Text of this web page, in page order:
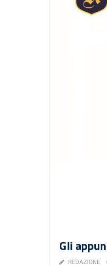
Gli
REDAZIONE